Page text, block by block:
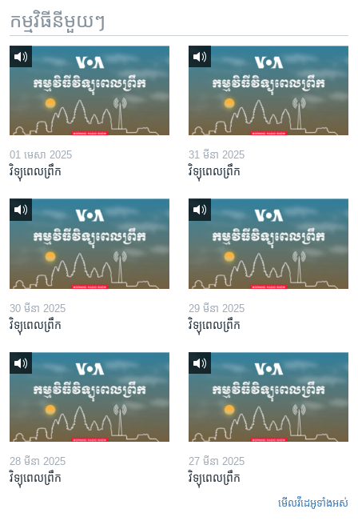
កម្មវិធី​នីមួយៗ
01 មេសា 2025
វិទ្យុពេលព្រឹក
31 មីនា 2025
វិទ្យុពេលព្រឹក
30 មីនា 2025
វិទ្យុពេលព្រឹក
29 មីនា 2025
វិទ្យុពេលព្រឹក
28 មីនា 2025
វិទ្យុពេលព្រឹក
27 មីនា 2025
វិទ្យុពេលព្រឹក
មើល​វីដេអូ​ទាំង​អស់